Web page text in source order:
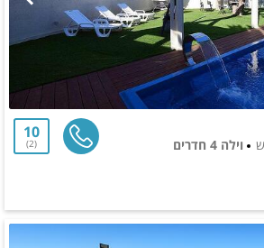
וילה 4 חדרים
10
2